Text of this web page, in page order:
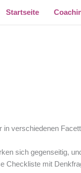
Startseite
verschiedenen
sich gegenseitig,
Checkliste mit